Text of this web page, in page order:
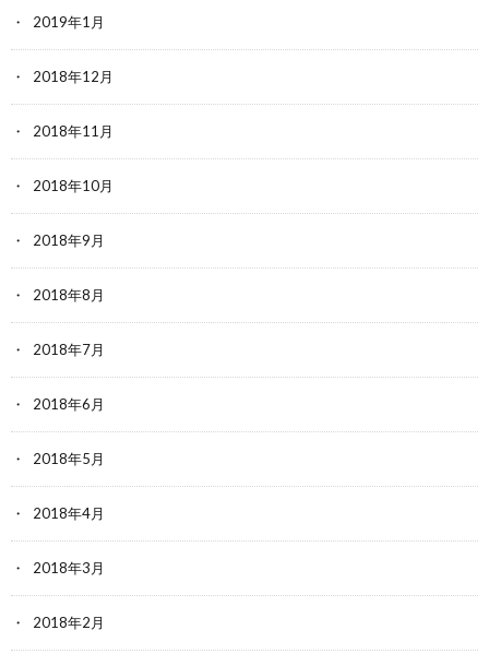
2019年1月
2018年12月
2018年11月
2018年10月
2018年9月
2018年8月
2018年7月
2018年6月
2018年5月
2018年4月
2018年3月
2018年2月